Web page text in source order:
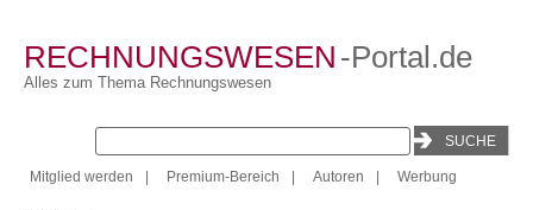
RECHNUNGSWESEN -Portal.de
Alles zum Thema Rechnungswesen
Mitglied werden Premium-Bereich Autoren Werbung